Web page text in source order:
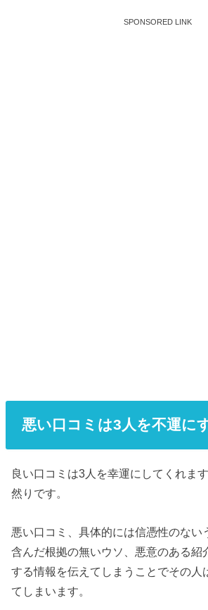
SPONSORED LINK
悪い口コミは3人を不運に
良い口コミは3人を幸運にしてくれま
然りです。
悪い口コミ、具体的には信憑性のない
含んだ根拠の無いウソ、悪意のある紹
する情報を伝えてしまうことでその人
てしまいます。